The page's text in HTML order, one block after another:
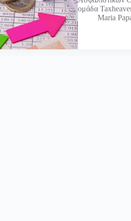
ομάδα
Maria